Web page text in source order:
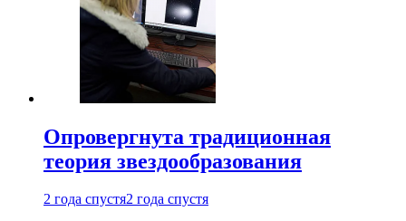
Опровергнута традиционная
теория звездообразования
2 года спустя2 года спустя